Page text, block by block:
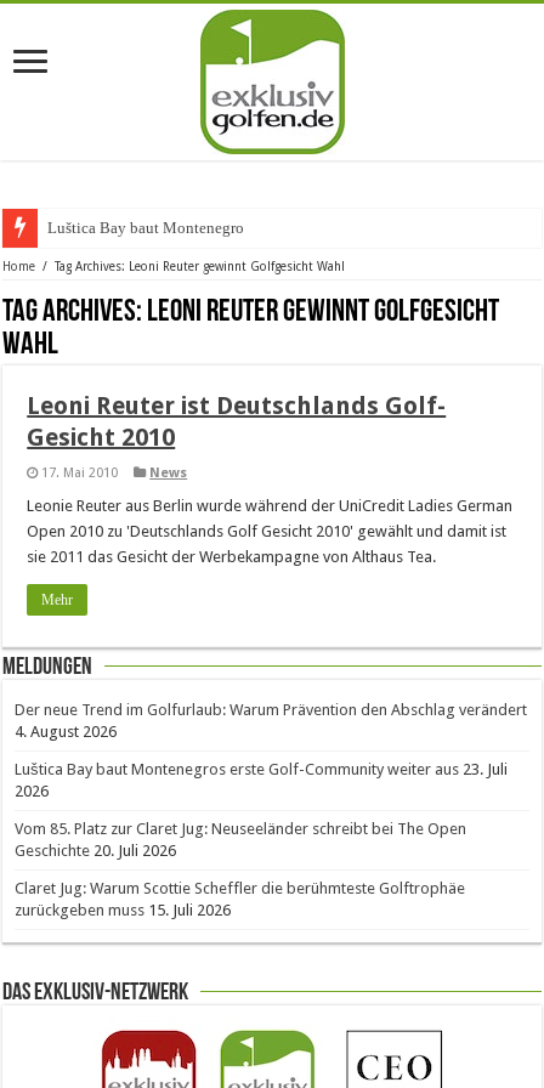
Luštica Bay baut Montenegros er
Home / Tag Archives: Leoni Reuter gewinnt Golfgesicht Wahl
Tag Archives: Leoni Reuter gewinnt Golfgesicht
Wahl
Leoni Reuter ist Deutschlands Golf-
Gesicht 2010
17. Mai 2010 News
Leonie Reuter aus Berlin wurde während der UniCredit Ladies German
Open 2010 zu 'Deutschlands Golf Gesicht 2010' gewählt und damit ist
sie 2011 das Gesicht der Werbekampagne von Althaus Tea.
Mehr
Meldungen
Der neue Trend im Golfurlaub: Warum Prävention den Abschlag verändert
4. August 2026
Luštica Bay baut Montenegros erste Golf-Community weiter aus 23. Juli
2026
Vom 85. Platz zur Claret Jug: Neuseeländer schreibt bei The Open
Geschichte 20. Juli 2026
Claret Jug: Warum Scottie Scheffler die berühmteste Golftrophäe
zurückgeben muss 15. Juli 2026
Das Exklusiv-Netzwerk